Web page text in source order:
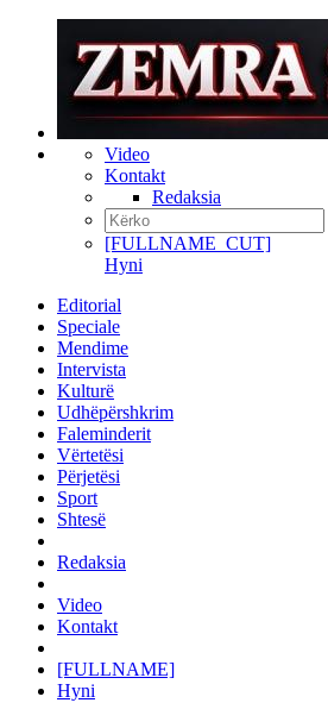
Video
Kontakt
Redaksia
[FULLNAME_CUT]
Hyni
Editorial
Speciale
Mendime
Intervista
Kulturë
Udhëpërshkrim
Faleminderit
Vërtetësi
Përjetësi
Sport
Shtesë
Redaksia
Video
Kontakt
[FULLNAME]
Hyni